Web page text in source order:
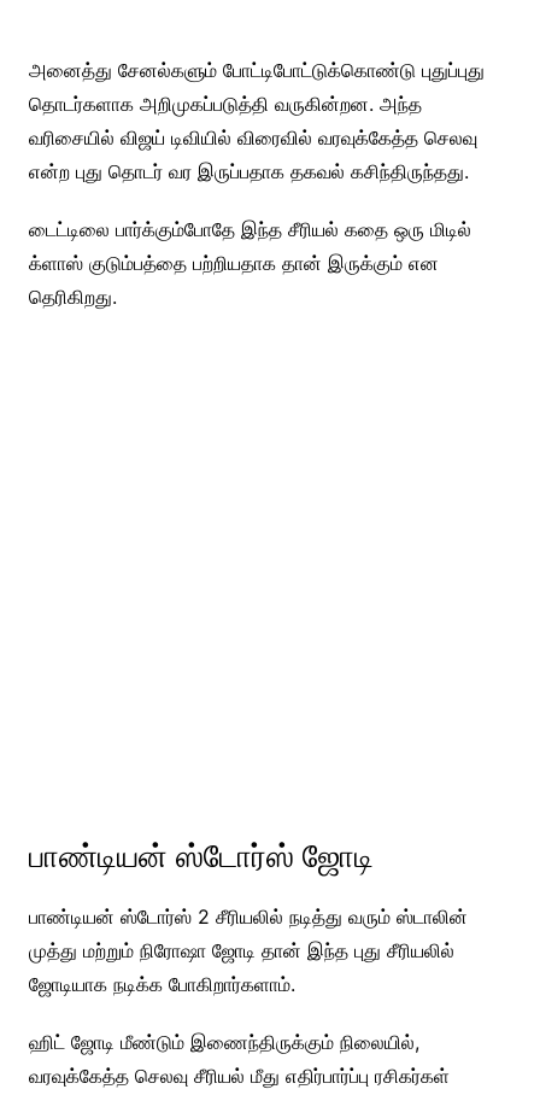
அனைத்து சேனல்களும் போட்டிபோட்டுக்கொண்டு புதுப்புது
தொடர்களாக அறிமுகப்படுத்தி வருகின்றன. அந்த
வரிசையில் விஜய் டிவியில் விரைவில் வரவுக்கேத்த செலவு
என்ற புது தொடர் வர இருப்பதாக தகவல் கசிந்திருந்தது.
டைட்டிலை பார்க்கும்போதே இந்த சீரியல் கதை ஒரு மிடில்
க்ளாஸ் குடும்பத்தை பற்றியதாக தான் இருக்கும் என
தெரிகிறது.
பாண்டியன் ஸ்டோர்ஸ் ஜோடி
பாண்டியன் ஸ்டோர்ஸ் 2 சீரியலில் நடித்து வரும் ஸ்டாலின்
முத்து மற்றும் நிரோஷா ஜோடி தான் இந்த புது சீரியலில்
ஜோடியாக நடிக்க போகிறார்களாம்.
ஹிட் ஜோடி மீண்டும் இணைந்திருக்கும் நிலையில்,
வரவுக்கேத்த செலவு சீரியல் மீது எதிர்பார்ப்பு ரசிகர்கள்